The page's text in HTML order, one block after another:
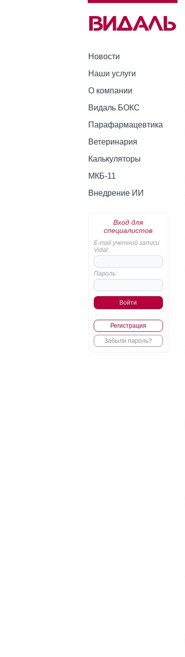
Новости
Наши услуги
О компании
Видаль БОКС
Парафармацевтика
Ветеринария
Калькуляторы
МКБ-11
Внедрение ИИ
Вход для
специалистов
E-mail учетной записи
Vidal:
Пароль:
Регистрация
Забыли пароль?